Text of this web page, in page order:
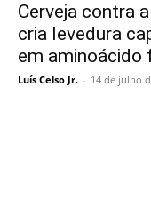
Cerveja contra
cria levedura
em aminoácido
Luís Celso Jr. - 14 de julho